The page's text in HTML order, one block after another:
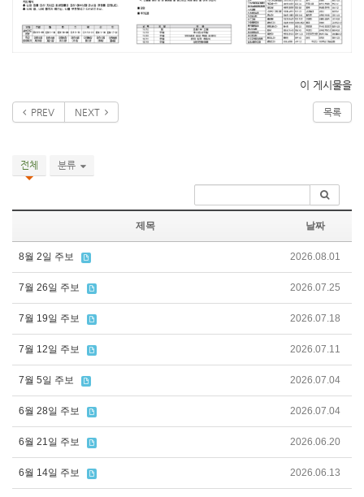
이 게시물을
PREV NEXT 목록
전체 분류
제목 날짜
8월 2일 주보 2026.08.01
7월 26일 주보 2026.07.25
7월 19일 주보 2026.07.18
7월 12일 주보 2026.07.11
7월 5일 주보 2026.07.04
6월 28일 주보 2026.07.04
6월 21일 주보 2026.06.20
6월 14일 주보 2026.06.13